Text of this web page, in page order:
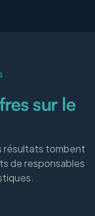
sur le
résultats tombent
de responsables